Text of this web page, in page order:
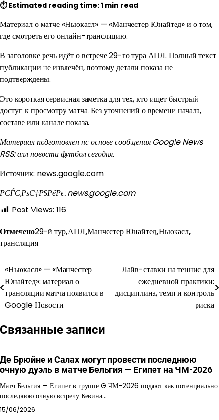
⏱ Estimated reading time: 1 min read
Материал о матче «Ньюкасл» — «Манчестер Юнайтед» и о том,
где смотреть его онлайн-трансляцию.
В заголовке речь идёт о встрече 29-го тура АПЛ. Полный текст
публикации не извлечён, поэтому детали показа не
подтверждены.
Это короткая сервисная заметка для тех, кто ищет быстрый
доступ к просмотру матча. Без уточнений о времени начала,
составе или канале показа.
Материал подготовлен на основе сообщения Google News
RSS: апл новости футбол сегодня.
Источник: news.google.com
РСЃС‚РѕС‡РЅРёРє: news.google.com
Post Views: 116
Отмечено29-й тур,АПЛ,Манчестер Юнайтед,Ньюкасл,
трансляция
Навигация
по
записям
«Ньюкасл» — «Манчестер
Юнайтед»: материал о
трансляции матча появился в
Google Новости
Лайв-ставки на теннис для
ежедневной практики:
дисциплина, темп и контроль
риска
Связанные записи
Де Брюйне и Салах могут провести последнюю
очную дуэль в матче Бельгия — Египет на ЧМ-2026
Матч Бельгия — Египет в группе G ЧМ-2026 подают как потенциально
последнюю очную встречу Кевина…
15/06/2026